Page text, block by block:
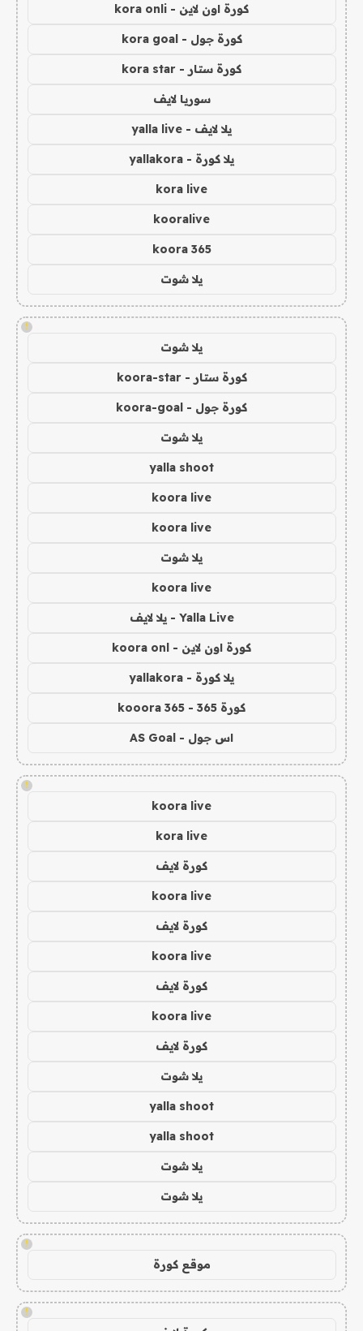
كورة اون لاين - kora onli
كورة جول - kora goal
كورة ستار - kora star
سوريا لايف
يلا لايف - yalla live
يلا كورة - yallakora
kora live
kooralive
koora 365
يلا شوت
!
يلا شوت
كورة ستار - koora-star
كورة جول - koora-goal
يلا شوت
yalla shoot
koora live
koora live
يلا شوت
koora live
Yalla Live - يلا لايف
كورة اون لاين - koora onl
يلا كورة - yallakora
كورة 365 - kooora 365
اس جول - AS Goal
!
koora live
kora live
كورة لايف
koora live
كورة لايف
koora live
كورة لايف
koora live
كورة لايف
يلا شوت
yalla shoot
yalla shoot
يلا شوت
يلا شوت
!
موقع كورة
!